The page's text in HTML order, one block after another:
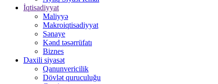
İqtisadiyyat
Maliyyə
Makroiqtisadiyyat
Sənaye
Kənd təsərrüfatı
Biznes
Daxili siyasət
Qanunvericilik
Dövlət quruculuğu